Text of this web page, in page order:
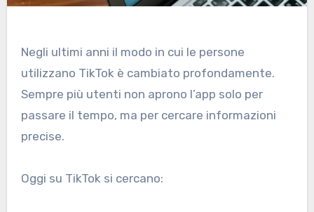
Negli ultimi anni il modo in cui le persone
utilizzano TikTok è cambiato profondamente.
Sempre più utenti non aprono l’app solo per
passare il tempo, ma per cercare informazioni
precise.
Oggi su TikTok si cercano: